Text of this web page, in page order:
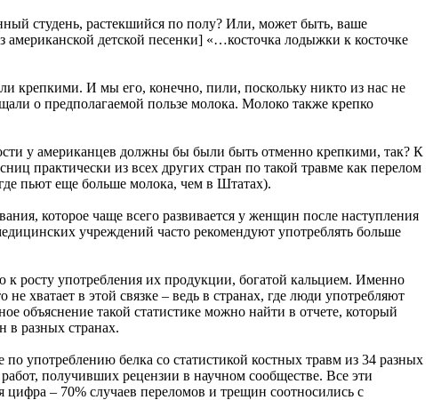
студень, растекшийся по полу? Или, может быть, ваше
американской детской песенки] «…косточка лодыжки к косточке
крепкими. И мы его, конечно, пили, поскольку никто из нас не
о предполагаемой пользе молока. Молоко также крепко
у американцев должны бы были быть отменно крепкими, так? К
практически из всех других стран по такой травме как перелом
пьют еще больше молока, чем в Штатах).
которое чаще всего развивается у женщин после наступления
учреждений часто рекомендуют употреблять больше
росту употребления их продукции, богатой кальцием. Именно
хватает в этой связке – ведь в странах, где люди употребляют
объяснение такой статистике можно найти в отчете, который
в разных странах.
употреблению белка со статистикой костных травм из 34 разных
получивших рецензии в научном сообществе. Все эти
– 70% случаев переломов и трещин соотносились с